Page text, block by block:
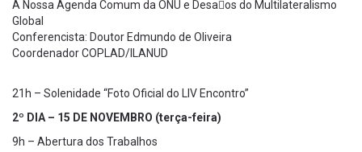
A Nossa Agenda Comum da ONU e Desaos do Multilateralismo
Global
Conferencista: Doutor Edmundo de Oliveira
Coordenador COPLAD/ILANUD
21h – Solenidade “Foto Oficial do LIV Encontro”
2º DIA – 15 DE NOVEMBRO (terça-feira)
9h – Abertura dos Trabalhos